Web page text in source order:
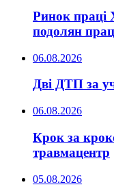
Ринок праці
подолян
06.08.2026
Дві ДТП за
06.08.2026
Крок за
травмацентр
05.08.2026